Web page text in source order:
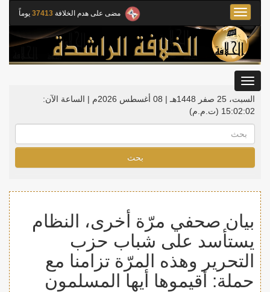
مضى على هدم الخلافة 37413 يوماً
Toggle
navigation
السبت، 25 صفر 1448هـ | 08 أغسطس 2026م |
الساعة الآن:
15:02:02 (ت.م.م)
بحث
بيان صحفي مرّة أخرى، النظام
يستأسد على شباب حزب
التحرير وهذه المرّة تزامنا مع
حملة: أقيموها أيها المسلمون